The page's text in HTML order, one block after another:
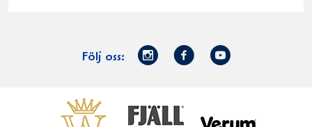
Följ oss:
Norrmejerier
Facebook
Youtube
VästerbottensostFjällfil